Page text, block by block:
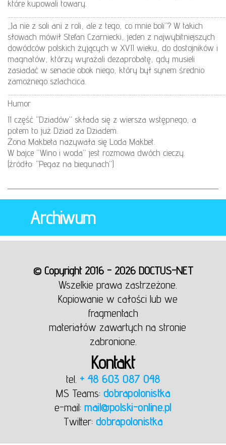
które kupowali towary.
„Ja nie z soli ani z roli, ale z tego, co mnie boli”? W takich
słowach mówił Stefan Czarniecki, jeden z najwybitniejszych
dowódców polskich żyjących w XVII wieku, do dostojników i
magnatów, którzy wyrażali dezaprobatę, gdy musieli
zasiadać w senacie obok niego, który był synem średnio
zamożnego szlachcica.
Humor
II część “Dziadów” składa się z wiersza wstępnego, a
potem to już Dziad za Dziadem.
Żona Makbeta nazywała się Loda Makbet.
W bajce “Wino i woda” jest rozmowa dwóch cieczy.
(źródło: “Pegaz na biegunach”)
Archiwum
© Copyright 2016 - 2026 DOCTUS-NET
Wszelkie prawa zastrzeżone.
Kopiowanie w całości lub we
fragmentach
materiałów zawartych na stronie
zabronione.
Kontakt
tel. + 48 603 087 048
MS Teams: dobrapolonistka
e-mail:mail@polski-online.pl
Twitter: dobrapolonistka